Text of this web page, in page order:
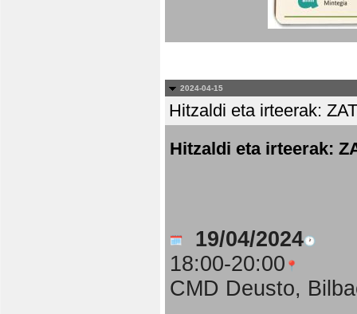
2024-04-15
Hitzaldi eta irteerak:
Hitzaldi eta irteerak:
19/04/2024
18:00-20:00
CMD Deusto,